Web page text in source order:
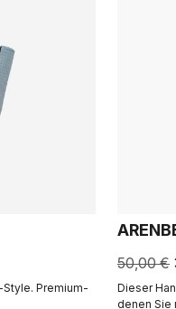
Premium-
50,00 €
Dieser
denen Sie